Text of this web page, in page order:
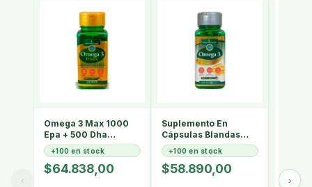
‹
Omega 3 Max 1000
Epa + 500 Dha
Innovanaturals
60caps Ifos Goed
+100 en stock
$64.838,00
Suplemento En
Cápsulas Blandas
Innovanaturals
Omega 3 X 60g
+100 en stock
$58.890,00
›